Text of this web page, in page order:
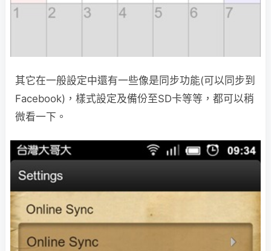
其它在一般設定中還有一些像是同步功能(可以同步到
Facebook)，樣式設定及備份至SD卡等等，都可以稍
微看一下。